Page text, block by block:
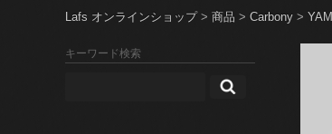
Lafs オンラインショップ> 商品 > Carbony >
キーワード検索